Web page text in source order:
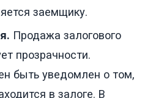
заемщику.
Продажа залогового
прозрачности.
быть уведомлен о том,
в залоге. В